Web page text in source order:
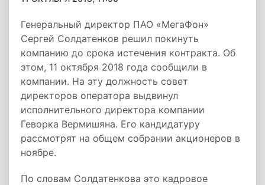
Генеральный директор ПАО «МегаФон»
Сергей Солдатенков решил покинуть
компанию до срока истечения контракта. Об
этом, 11 октября 2018 года сообщили в
компании. На эту должность совет
директоров оператора выдвинул
исполнительного директора компании
Геворка Вермишяна. Его кандидатуру
рассмотрят на общем собрании акционеров в
ноябре.
По словам Солдатенкова это кадровое